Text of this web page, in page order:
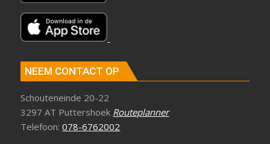
NEEM CONTACT OP
Schouteneinde 20-22
3297 AT Puttershoek Routeplanner
Telefoon:078-6762002